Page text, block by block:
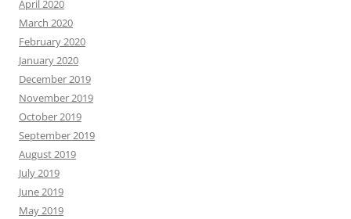
April 2020
March 2020
February 2020
January 2020
December 2019
November 2019
October 2019
September 2019
August 2019
July 2019
June 2019
May 2019